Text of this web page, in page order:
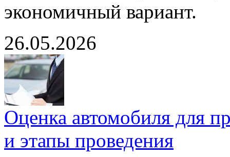
экономичный вариант.
26.05.2026
Оценка автомобиля для
и этапы проведения